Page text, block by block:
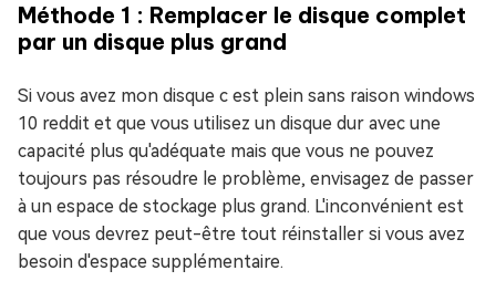
Méthode 1 : Remplacer le disque complet
par un disque plus grand
Si vous avez mon disque c est plein sans raison windows
10 reddit et que vous utilisez un disque dur avec une
capacité plus qu'adéquate mais que vous ne pouvez
toujours pas résoudre le problème, envisagez de passer
à un espace de stockage plus grand. L'inconvénient est
que vous devrez peut-être tout réinstaller si vous avez
besoin d'espace supplémentaire.